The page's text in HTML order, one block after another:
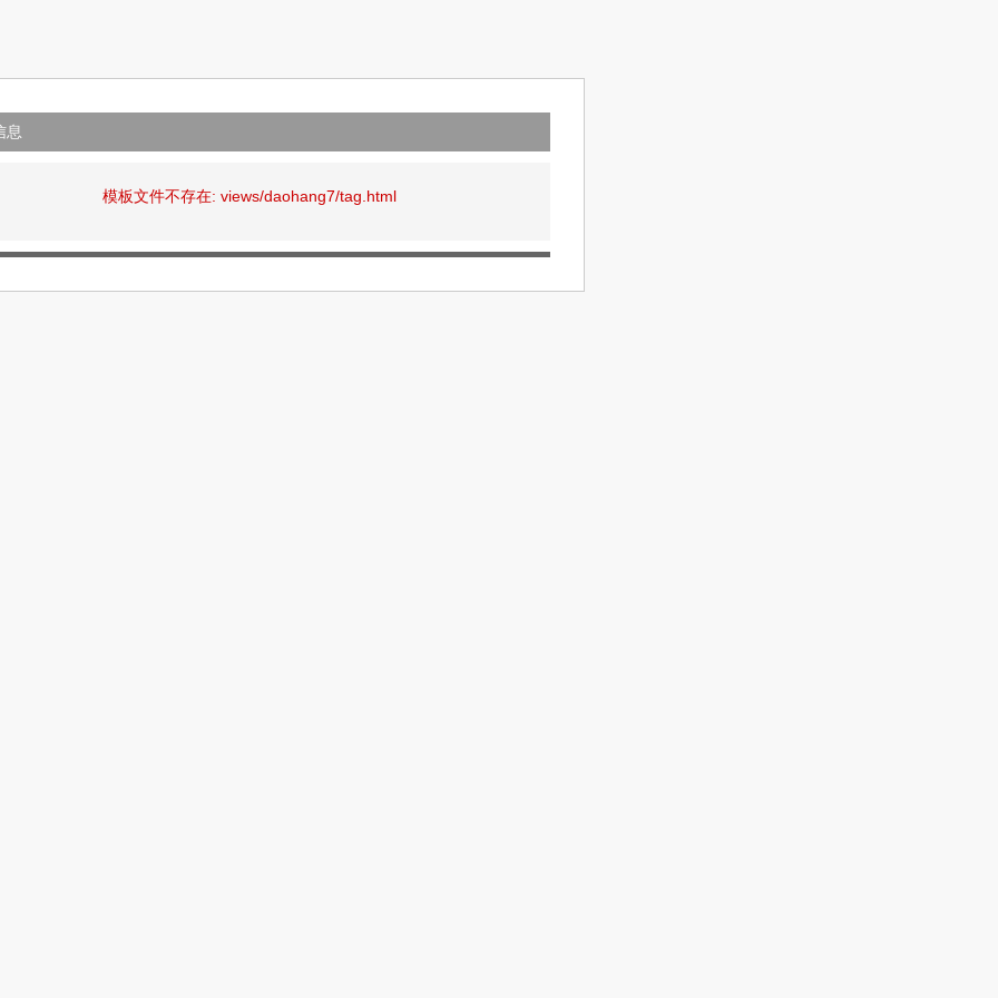
息
模板文件不存在: views/daohang7/tag.html